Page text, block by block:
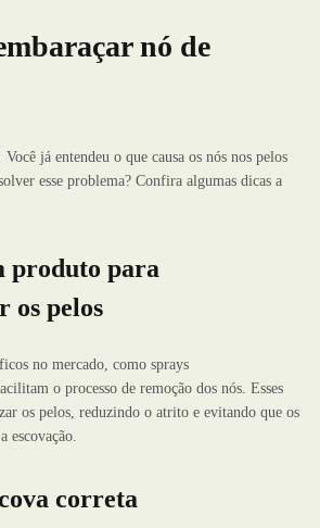
nó de
já entendeu o que causa os nós nos pelos
esse problema? Confira algumas dicas a
produto para
os pelos
no mercado, como sprays
o processo de remoção dos nós. Esses
os pelos, reduzindo o atrito e evitando que os
escovação.
correta